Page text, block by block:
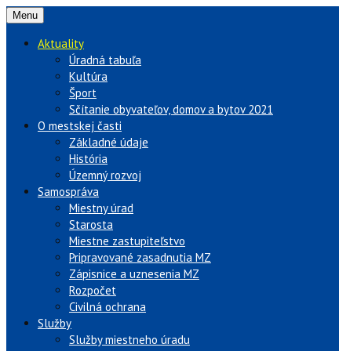
Menu
Aktuality
Úradná tabuľa
Kultúra
Šport
Sčítanie obyvateľov, domov a bytov 2021
O mestskej časti
Základné údaje
História
Územný rozvoj
Samospráva
Miestny úrad
Starosta
Miestne zastupiteľstvo
Pripravované zasadnutia MZ
Zápisnice a uznesenia MZ
Rozpočet
Civilná ochrana
Služby
Služby miestneho úradu